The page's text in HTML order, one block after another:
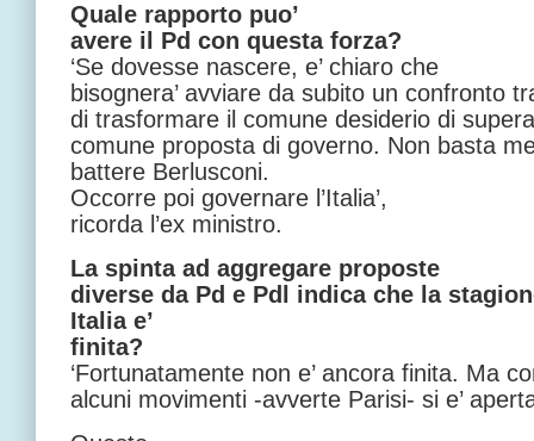
Quale rapporto puo’
avere il Pd con questa forza?
‘Se dovesse nascere, e’ chiaro che
bisognera’ avviare da subito un confronto
di trasformare il comune desiderio di
comune proposta di governo. Non basta
battere Berlusconi.
Occorre poi governare l’Italia’,
ricorda l’ex ministro.
La spinta ad aggregare proposte
diverse da Pd e Pdl indica che la
Italia e’
finita?
‘Fortunatamente non e’ ancora finita. Ma
alcuni movimenti -avverte Parisi- si e’